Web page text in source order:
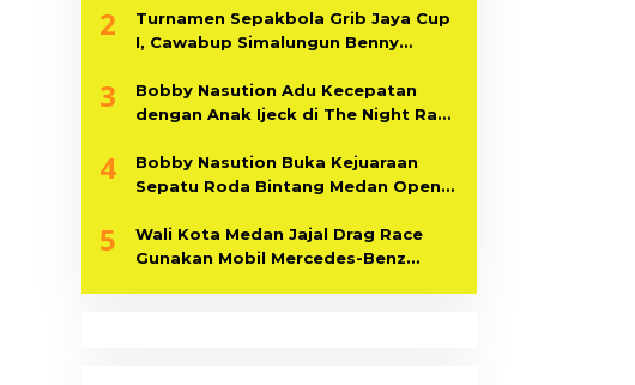
2
Turnamen Sepakbola Grib Jaya Cup
I, Cawabup Simalungun Benny
Simalungun Berprestasi
3
Bobby Nasution Adu Kecepatan
dengan Anak Ijeck di The Night Race
4
Bobby Nasution Buka Kejuaraan
Sepatu Roda Bintang Medan Open
5
Wali Kota Medan Jajal Drag Race
Gunakan Mobil Mercedes-Benz